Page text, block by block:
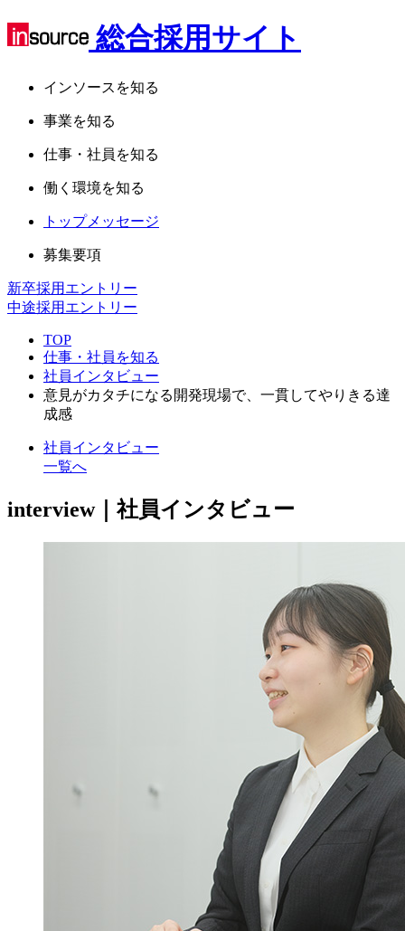
総合採用サイト
インソースを知る
事業を知る
仕事・社員を知る
働く環境を知る
トップメッセージ
募集要項
新卒採用エントリー
中途採用エントリー
TOP
仕事・社員を知る
社員インタビュー
意見がカタチになる開発現場で、一貫してやりきる達
成感
社員インタビュー
一覧へ
interview｜社員インタビュー